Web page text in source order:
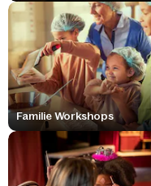
Familie Workshops